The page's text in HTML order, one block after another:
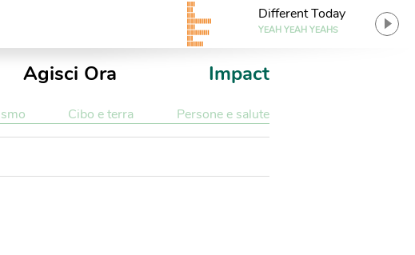
Different Today
YEAH YEAH YEAHS
Agisci Ora Impact
Cibo e terra Persone e salute